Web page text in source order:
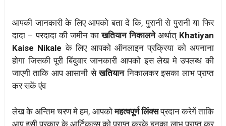
आपकी जानकारी के लिए आपको बता दें कि, पुरानी से पुरानी या फिर
दादा – परदादा की जमीन काखतियान निकालनेअर्थात् Khatiyan
Kaise Nikaleके लिए आपको ऑनलाइन प्रक्रिया को अपनाना
होगा जिसकी पूरी बिंदुवार जानकारी आपको इस लेख मे उपलब्ध की
जाएगी ताकि आप आसानी सेखतियाननिकालकर इसका लाभ प्राप्त
कर सकें एंव
लेख के अन्तिम चरण मे हम, आपकोमहत्वपूर्ण लिंक्सप्रदान करेगें ताकि
आप इसी प्रकार के आर्टिकल्स को प्राप्त करके इनका लाभ प्राप्त कर